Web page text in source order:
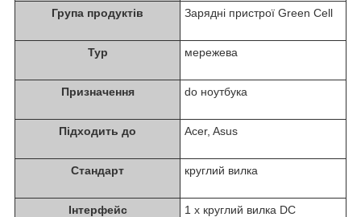
Група продуктів Зарядні пристрої Green Cell
Typ мережева
Призначення do ноутбука
Підходить до Acer, Asus
Стандарт круглий вилка
Інтерфейс 1 x круглий вилка DC